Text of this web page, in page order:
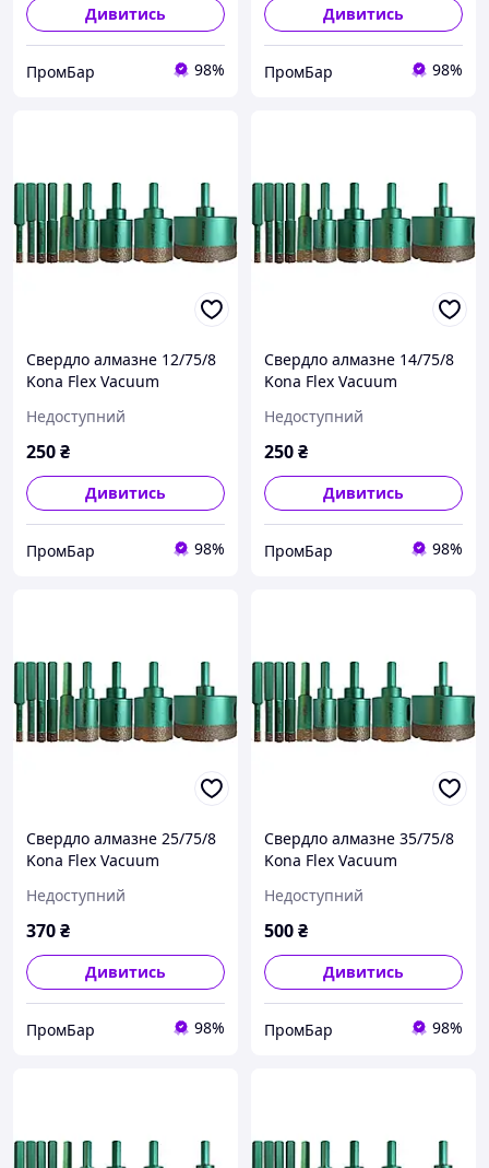
Дивитись
ПромБар 98%
Дивитись
ПромБар 98%
Свердло алмазне 12/75/8
Kona Flex Vacuum
керамогранітом
Недоступний
250₴
Дивитись
ПромБар 98%
Свердло алмазне 14/75/8
Kona Flex Vacuum
керамогранітом
Недоступний
250₴
Дивитись
ПромБар 98%
Свердло алмазне 25/75/8
Kona Flex Vacuum
керамогранітом
Недоступний
370₴
Дивитись
ПромБар 98%
Свердло алмазне 35/75/8
Kona Flex Vacuum
керамогранітом
Недоступний
500₴
Дивитись
ПромБар 98%